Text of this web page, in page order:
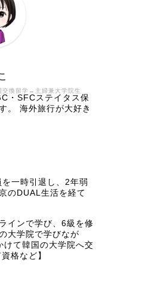
換留学→主婦兼大学院生
・SFCステイタス保
。 海外旅行が大好き
一時引退し、2年弱
のDUAL生活を経て
インで学び、6級を修
大学院で学びなが
て韓国の大学院へ交
格など】